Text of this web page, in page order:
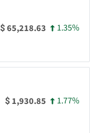
$65,218.63 1.35%
$ 1,930.85 1.77%